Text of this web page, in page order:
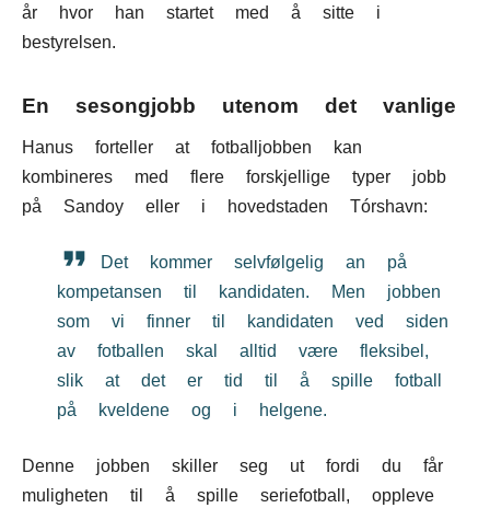
år hvor han startet med å sitte i
bestyrelsen.
En sesongjobb utenom det vanlige
Hanus forteller at fotballjobben kan
kombineres med flere forskjellige typer jobb
på Sandoy eller i hovedstaden Tórshavn:
Det kommer selvfølgelig an på
kompetansen til kandidaten. Men jobben
som vi finner til kandidaten ved siden
av fotballen skal alltid være fleksibel,
slik at det er tid til å spille fotball
på kveldene og i helgene.
Denne jobben skiller seg ut fordi du får
muligheten til å spille seriefotball, oppleve